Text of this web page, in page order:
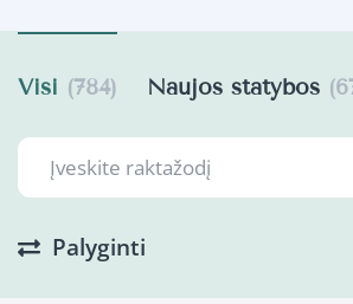
Visi (784) Naujos statybos
Palyginti